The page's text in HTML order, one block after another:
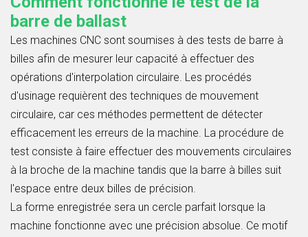
barre de ballast
Les machines CNC sont soumises à des tests de barre à
billes afin de mesurer leur capacité à effectuer des
opérations d'interpolation circulaire. Les procédés
d'usinage requièrent des techniques de mouvement
circulaire, car ces méthodes permettent de détecter
efficacement les erreurs de la machine. La procédure de
test consiste à faire effectuer des mouvements circulaires
à la broche de la machine tandis que la barre à billes suit
l'espace entre deux billes de précision.
La forme enregistrée sera un cercle parfait lorsque la
machine fonctionne avec une précision absolue. Ce motif